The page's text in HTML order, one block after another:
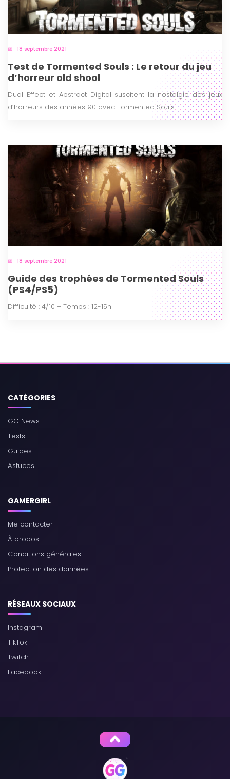
18 septembre 2021
Test de Tormented Souls : Le retour du jeu
d’horreur old shool
Dual Effect et Abstract Digital suscitent la nostalgie des jeux
d’horreurs des années 90 avec Tormented Souls.
18 septembre 2021
Guide des trophées de Tormented Souls
(PS4/PS5)
Difficulté : 4/10 – Temps : 12-15h
CATÉGORIES
GG News
Tests
Guides
Astuces
GAMERGIRL
Me contacter
À propos
Conditions générales
Protection des données
RÉSEAUX SOCIAUX
Instagram
TikTok
Twitch
Facebook